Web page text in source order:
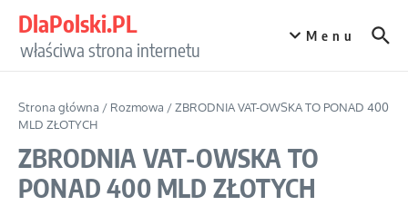
DlaPolski.PL
właściwa strona internetu
Menu
Strona główna / Rozmowa /ZBRODNIA VAT-OWSKA TO PONAD 400
MLD ZŁOTYCH
ZBRODNIA VAT-OWSKA TO
PONAD 400 MLD ZŁOTYCH